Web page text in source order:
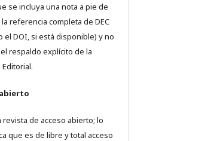
se incluya una nota a pie de
referencia completa de DEC
el DOI, si está disponible) y no
respaldo explícito de la
revista de acceso abierto; lo
que es de libre y total acceso